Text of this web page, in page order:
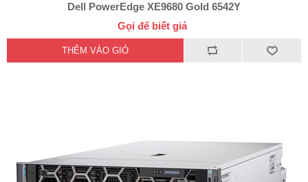
Dell PowerEdge XE9680 Gold 6542Y
Gọi để biết giá